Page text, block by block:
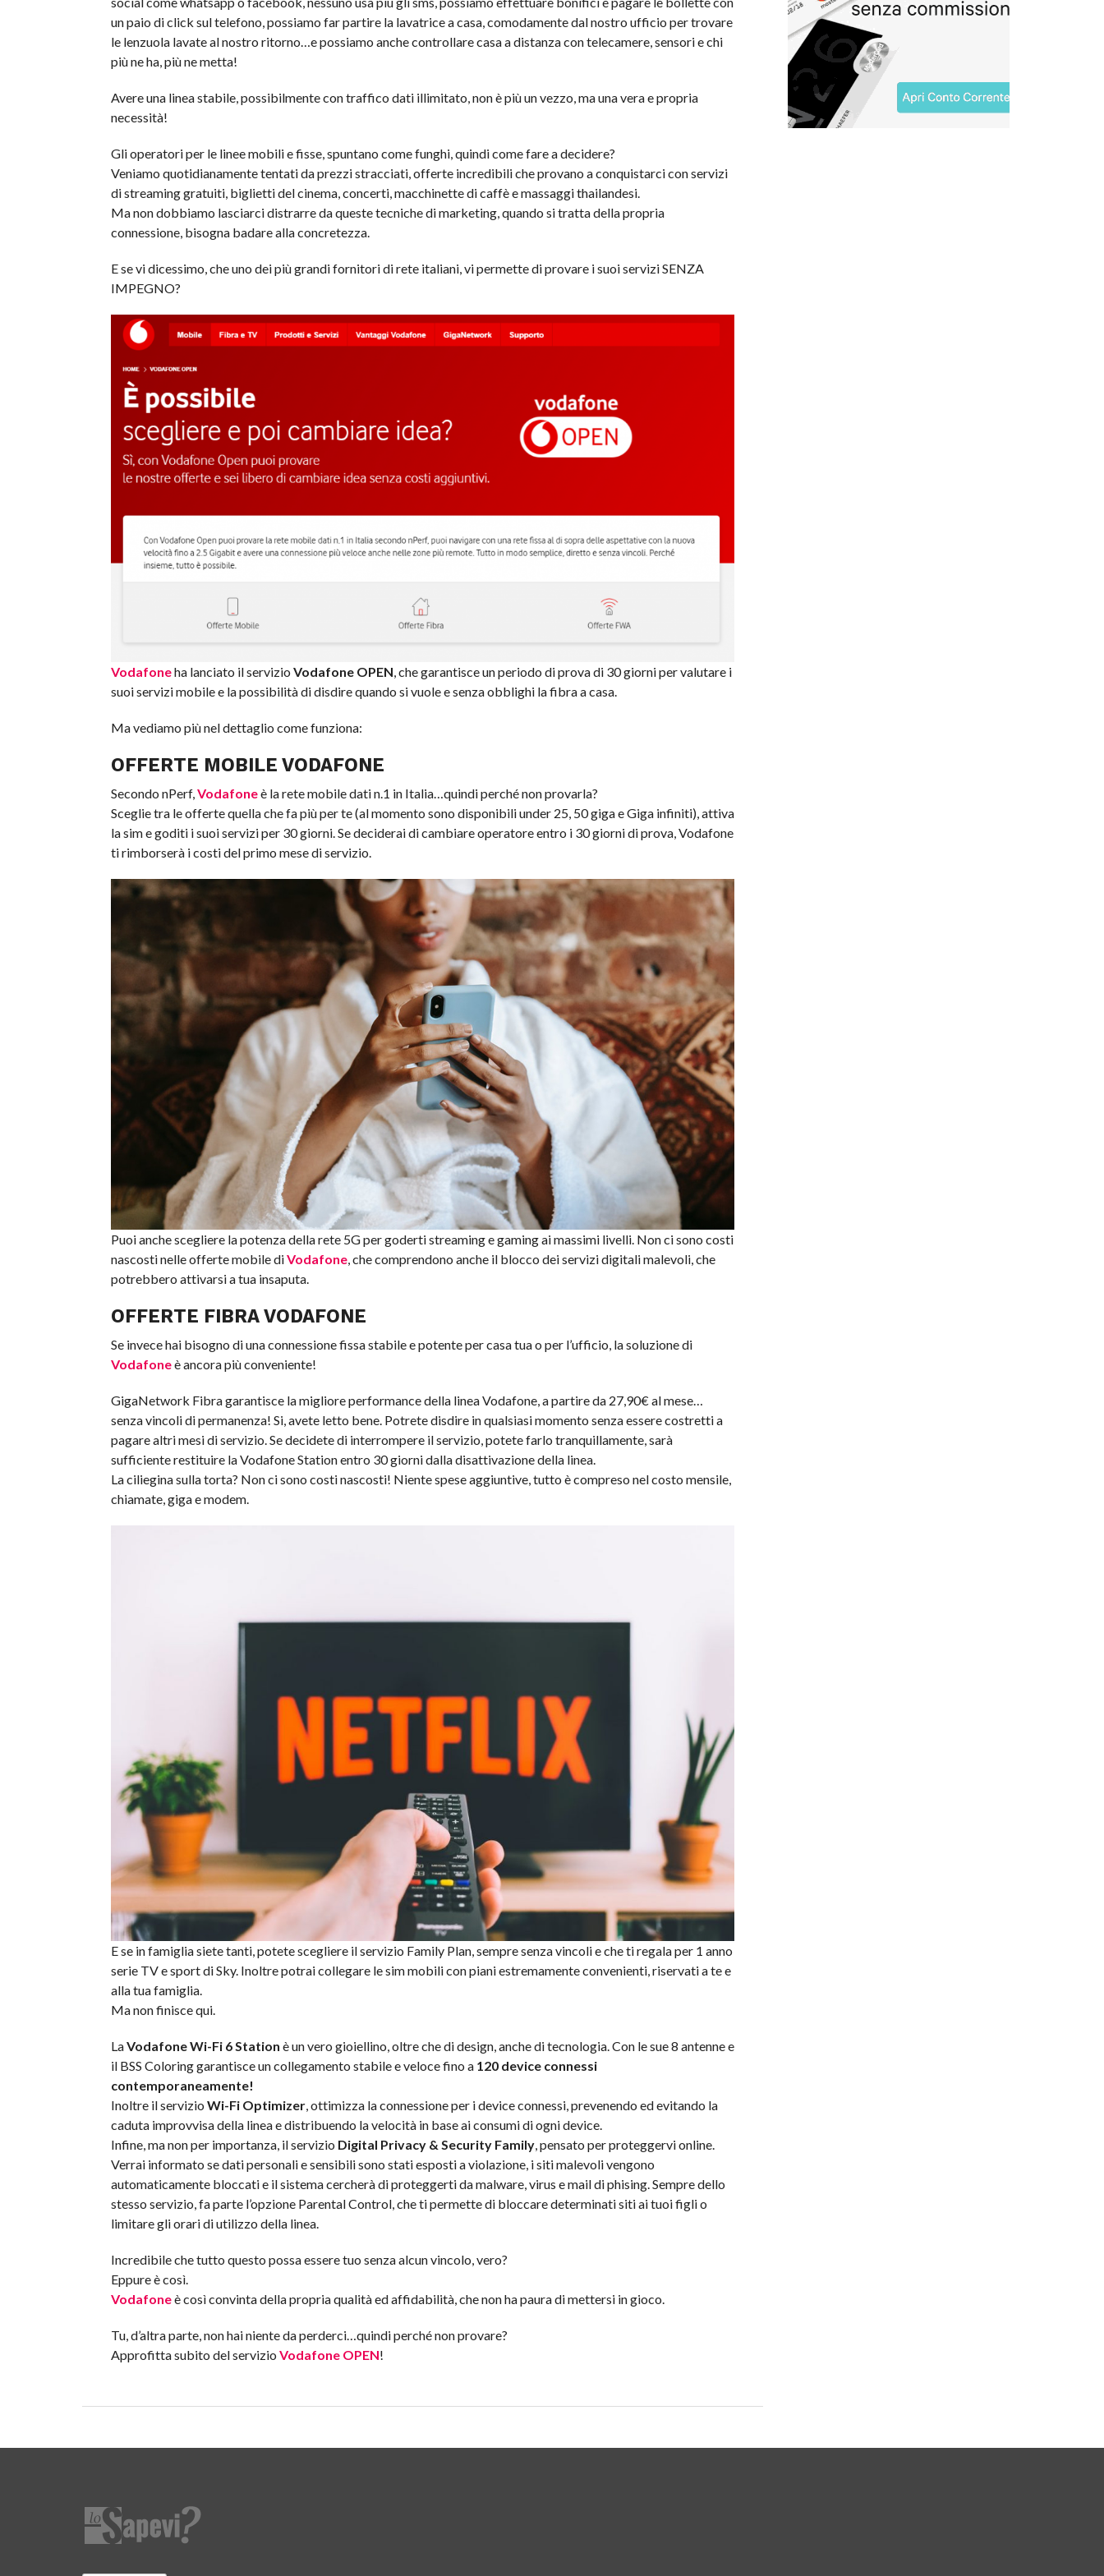
un paio di click sul telefono, possiamo far partire la lavatrice a casa, comodamente dal nostro ufficio per trovare
le lenzuola lavate al nostro ritorno…e possiamo anche controllare casa a distanza con telecamere, sensori e chi
più ne ha, più ne metta!
Avere una linea stabile, possibilmente con traffico dati illimitato, non è più un vezzo, ma una vera e propria
necessità!
Gli operatori per le linee mobili e fisse, spuntano come funghi, quindi come fare a decidere?
Veniamo quotidianamente tentati da prezzi stracciati, offerte incredibili che provano a conquistarci con servizi
di streaming gratuiti, biglietti del cinema, concerti, macchinette di caffè e massaggi thailandesi.
Ma non dobbiamo lasciarci distrarre da queste tecniche di marketing, quando si tratta della propria
connessione, bisogna badare alla concretezza.
E se vi dicessimo, che uno dei più grandi fornitori di rete italiani, vi permette di provare i suoi servizi SENZA
IMPEGNO?
Vodafoneha lanciato il servizio Vodafone OPEN, che garantisce un periodo di prova di 30 giorni per valutare i
suoi servizi mobile e la possibilità di disdire quando si vuole e senza obblighi la fibra a casa.
Ma vediamo più nel dettaglio come funziona:
OFFERTE MOBILE VODAFONE
Secondo nPerf,Vodafoneè la rete mobile dati n.1 in Italia…quindi perché non provarla?
Sceglie tra le offerte quella che fa più per te (al momento sono disponibili under 25, 50 giga e Giga infiniti), attiva
la sim e goditi i suoi servizi per 30 giorni. Se deciderai di cambiare operatore entro i 30 giorni di prova, Vodafone
ti rimborserà i costi del primo mese di servizio.
Puoi anche scegliere la potenza della rete 5G per goderti streaming e gaming ai massimi livelli. Non ci sono costi
nascosti nelle offerte mobile diVodafone, che comprendono anche il blocco dei servizi digitali malevoli, che
potrebbero attivarsi a tua insaputa.
OFFERTE FIBRA VODAFONE
Se invece hai bisogno di una connessione fissa stabile e potente per casa tua o per l’ufficio, la soluzione di
Vodafoneè ancora più conveniente!
GigaNetwork Fibra garantisce la migliore performance della linea Vodafone, a partire da 27,90€ al mese…
senza vincoli di permanenza! Si, avete letto bene. Potrete disdire in qualsiasi momento senza essere costretti a
pagare altri mesi di servizio. Se decidete di interrompere il servizio, potete farlo tranquillamente, sarà
sufficiente restituire la Vodafone Station entro 30 giorni dalla disattivazione della linea.
La ciliegina sulla torta? Non ci sono costi nascosti! Niente spese aggiuntive, tutto è compreso nel costo mensile,
chiamate, giga e modem.
E se in famiglia siete tanti, potete scegliere il servizio Family Plan, sempre senza vincoli e che ti regala per 1 anno
serie TV e sport di Sky. Inoltre potrai collegare le sim mobili con piani estremamente convenienti, riservati a te e
alla tua famiglia.
Ma non finisce qui.
LaVodafone Wi-Fi 6 Station è un vero gioiellino, oltre che di design, anche di tecnologia. Con le sue 8 antenne e
il BSS Coloring garantisce un collegamento stabile e veloce fino a 120 device connessi
contemporaneamente!
Inoltre il servizio Wi-Fi Optimizer, ottimizza la connessione per i device connessi, prevenendo ed evitando la
caduta improvvisa della linea e distribuendo la velocità in base ai consumi di ogni device.
Infine, ma non per importanza, il servizio Digital Privacy & Security Family, pensato per proteggervi online.
Verrai informato se dati personali e sensibili sono stati esposti a violazione, i siti malevoli vengono
automaticamente bloccati e il sistema cercherà di proteggerti da malware, virus e mail di phising. Sempre dello
stesso servizio, fa parte l’opzione Parental Control, che ti permette di bloccare determinati siti ai tuoi figli o
limitare gli orari di utilizzo della linea.
Incredibile che tutto questo possa essere tuo senza alcun vincolo, vero?
Eppure è così.
Vodafoneè così convinta della propria qualità ed affidabilità, che non ha paura di mettersi in gioco.
Tu, d’altra parte, non hai niente da perderci…quindi perché non provare?
Approfitta subito del servizio Vodafone OPEN!